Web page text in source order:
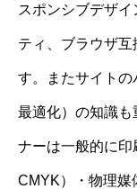
スポンシブデザ
ティ、ブラウザ互
す。またサイト
最適化）の知識も
ナーは一般的に
CMYK）・物理媒